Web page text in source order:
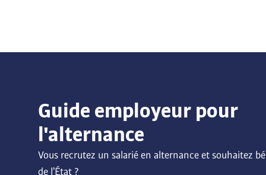
Guide employeur pour
l'alternance
Vous recrutez un salarié en alternance et souhaitez
de l’État ?